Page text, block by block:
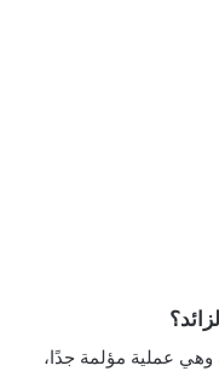
عملية مؤلمة جدًا،